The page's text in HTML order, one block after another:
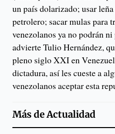
un país dolarizado; usar
petrolero; sacar mulas para
venezolanos ya no podrán
advierte Tulio Hernández,
pleno siglo XXI en
dictadura, así les cueste a
venezolanos aceptar esta
Más deActualidad